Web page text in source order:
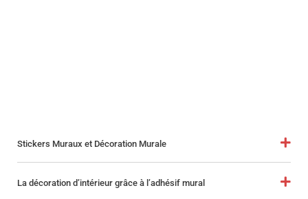
Stickers Muraux et Décoration Murale
La décoration d’intérieur grâce à l’adhésif mural